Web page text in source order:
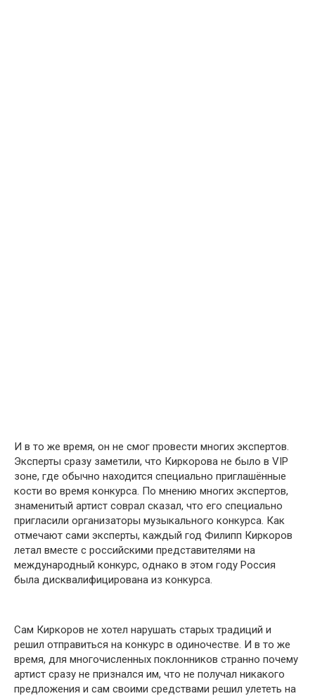
И в то же время, он не смог провести многих экспертов.
Эксперты сразу заметили, что Киркорова не было в VIP
зоне, где обычно находится специально приглашённые
кости во время конкурса. По мнению многих экспертов,
знаменитый артист соврал сказал, что его специально
пригласили организаторы музыкального конкурса. Как
отмечают сами эксперты, каждый год Филипп Киркоров
летал вместе с российскими представителями на
международный конкурс, oднако в этом году Россия
была дисквалифицирована из конкурса.
Сам Киркоров не хотел нарушать старых традиций и
решил отправиться на конкурс в одиночестве. И в то же
время, для многочисленных поклонников странно почему
артист сразу не признался им, что не получал никакого
предложения и сам своими средствами решил улететь на